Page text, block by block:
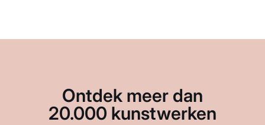
Ontdek meer dan
20.000 kunstwerken